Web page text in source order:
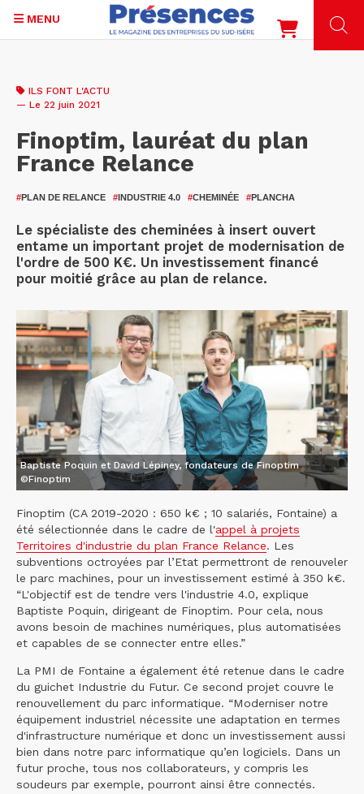
contenu
MENU
ILS FONT L'ACTU
— Le 22 juin 2021
Finoptim, lauréat du plan
France Relance
#PLAN DE RELANCE #INDUSTRIE 4.0 #CHEMINÉE #PLANCHA
Le spécialiste des cheminées à insert ouvert
entame un important projet de modernisation de
l'ordre de 500 K€. Un investissement financé
pour moitié grâce au plan de relance.
Baptiste Poquin et David Lépiney, fondateurs de Finoptim
©Finoptim
Finoptim (CA 2019-2020 : 650 k€ ; 10 salariés, Fontaine) a
été sélectionnée dans le cadre de l'appel à projets
Territoires d'industrie du plan France Relance. Les
subventions octroyées par l’Etat permettront de renouveler
le parc machines, pour un investissement estimé à 350 k€.
“L'objectif est de tendre vers l'industrie 4.0, explique
Baptiste Poquin, dirigeant de Finoptim. Pour cela, nous
avons besoin de machines numériques, plus automatisées
et capables de se connecter entre elles.”
La PMI de Fontaine a également été retenue dans le cadre
du guichet Industrie du Futur. Ce second projet couvre le
renouvellement du parc informatique. “Moderniser notre
équipement industriel nécessite une adaptation en termes
d'infrastructure numérique et donc un investissement aussi
bien dans notre parc informatique qu’en logiciels. Dans un
futur proche, tous nos collaborateurs, y compris les
soudeurs par exemple, pourront ainsi être connectés.